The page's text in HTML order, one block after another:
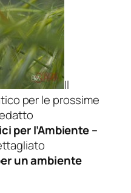
Il
per le prossime
per l’Ambiente –
un ambiente